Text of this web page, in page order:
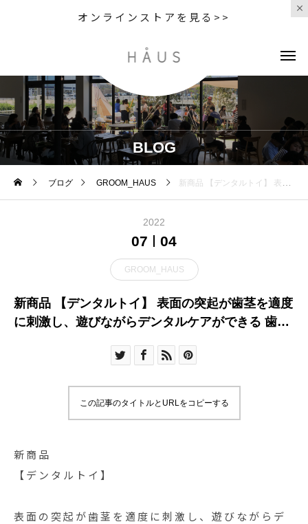
オンラインストアを見る>>
BLOG
ブログ GROOM_HAUS 新商品 【デンタルトイ】 表面の突起が歯茎を適度に刺激し、遊びながらデンタルケアができる⁡ ⁡歯ブラシト
2022
07 04
GROOM_HAUS
新商品 【デンタルトイ】 表面の突起が歯茎を適度
に刺激し、遊びながらデンタルケアができる⁡ ⁡歯ブ
この記事のタイトルとURLをコピーする
新商品
【デンタルトイ】
表面の突起が歯茎を適度に刺激し、遊びながらデ